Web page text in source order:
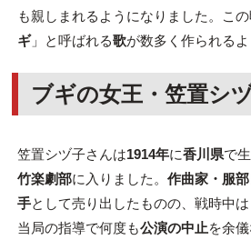
も親しまれるようになりました。こ
ギ」と呼ばれる歌が数多く作られるよ
ブギの女王・笠置シ
笠置シヅ子さんは1914年に香川県で生
竹楽劇部に入りました。 作曲家・服
手として売り出したものの、戦時中
当局の指導で何度も公演の中止を余